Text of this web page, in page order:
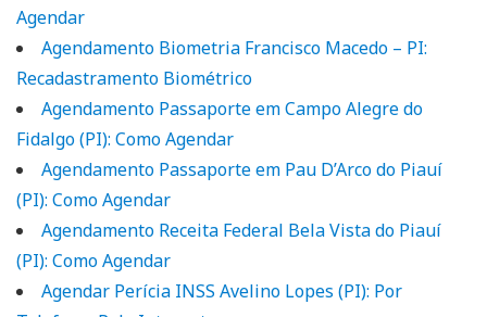
Agendar
Agendamento Biometria Francisco Macedo – PI:
Recadastramento Biométrico
Agendamento Passaporte em Campo Alegre do
Fidalgo (PI): Como Agendar
Agendamento Passaporte em Pau D’Arco do Piauí
(PI): Como Agendar
Agendamento Receita Federal Bela Vista do Piauí
(PI): Como Agendar
Agendar Perícia INSS Avelino Lopes (PI): Por